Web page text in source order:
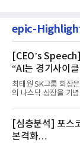
epic-
[CEO’s
“AI는 경기사이
자체”
최태원 SK그룹 회장
의 나스닥 상장을 기
[심층분석] 포스
본격화